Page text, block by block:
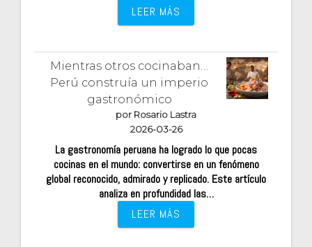
LEER MÁS
Mientras otros cocinaban…
Perú construía un imperio
gastronómico
por Rosario Lastra
2026-03-26
La gastronomía peruana ha logrado lo que pocas
cocinas en el mundo: convertirse en un fenómeno
global reconocido, admirado y replicado. Este artículo
analiza en profundidad las…
LEER MÁS